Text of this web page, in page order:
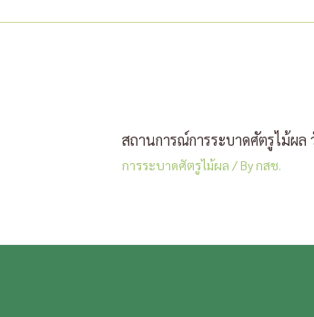
สถานการณ์การระบาดศัตรูไม้ผ
การระบาดศัตรูไม้ผล / Byกสช.